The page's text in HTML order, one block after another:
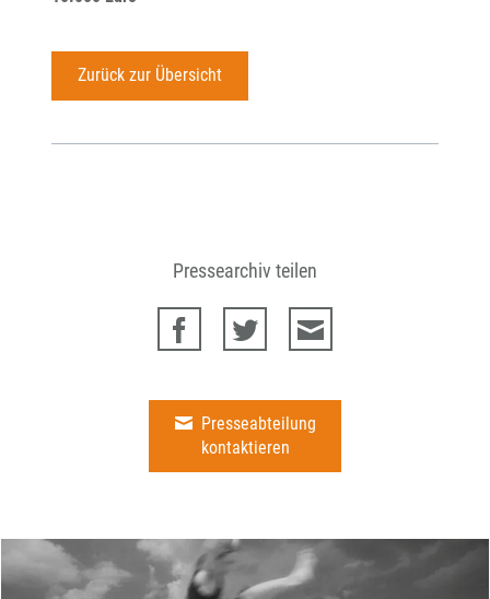
Zurück zur Übersicht
Pressearchiv teilen
Presseabteilung
kontaktieren